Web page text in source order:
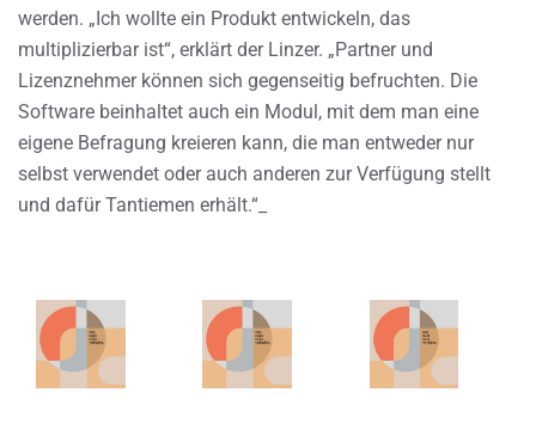
werden. „Ich wollte ein Produkt entwickeln, das
multiplizierbar ist“, erklärt der Linzer. „Partner und
Lizenznehmer können sich gegenseitig befruchten. Die
Software beinhaltet auch ein Modul, mit dem man eine
eigene Befragung kreieren kann, die man entweder nur
selbst verwendet oder auch anderen zur Verfügung stellt
und dafür Tantiemen erhält.“_